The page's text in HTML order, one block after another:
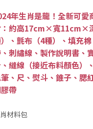
年生肖是龍！全新可
約高17cm×寬11cm×
、氈布（4種）、填充
刺繡線、製作說明書、
縫線（接近布料顏色）
、尺、熨斗、錐子、腮
帶
材料包